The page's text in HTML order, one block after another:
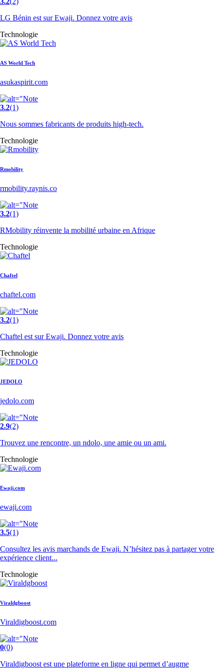
LG Bénin est sur Ewaji. Donnez votre avis
Technologie
AS World Tech
asukaspirit.com
3.2(1)
Nous sommes fabricants de produits high-tech.
Technologie
Rmobility
rmobility.raynis.co
3.2(1)
RMobility réinvente la mobilité urbaine en Afrique
Technologie
Chaftel
chaftel.com
3.2(1)
Chaftel est sur Ewaji. Donnez votre avis
Technologie
JEDOLO
jedolo.com
2.9(2)
Trouvez une rencontre, un ndolo, une amie ou un ami.
Technologie
Ewaji.com
ewaji.com
3.5(1)
Consultez les avis marchands de Ewaji. N’hésitez pas à partager votre
expérience client...
Technologie
Viraldgboost
Viraldigboost.com
0(0)
Viraldigboost est une plateforme en ligne qui permet d’augme